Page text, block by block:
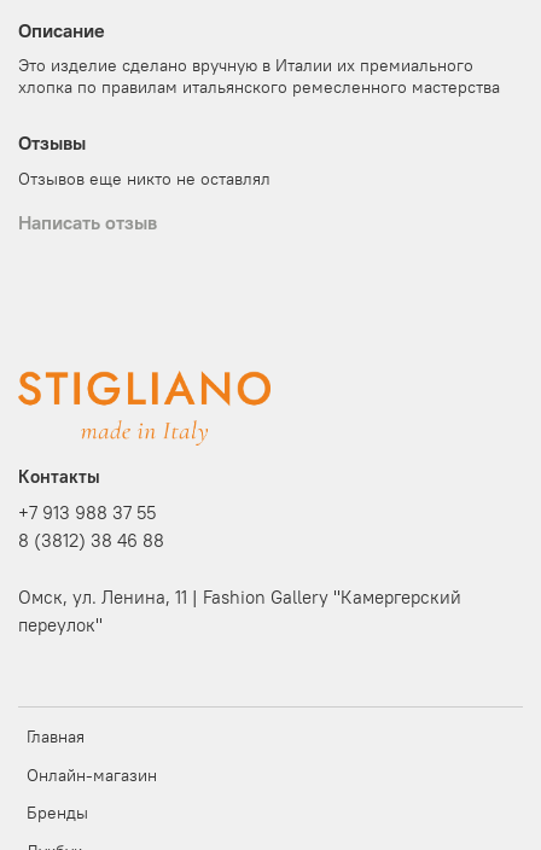
Описание
Это изделие сделано вручную в Италии их премиального
хлопка по правилам итальянского ремесленного мастерства
Отзывы
Отзывов еще никто не оставлял
Написать отзыв
Главная
Онлайн-магазин
Бренды
Контакты
+7 913 988 37 55
8 (3812) 38 46 88
Омск, ул. Ленина, 11 | Fashion Gallery "Камергерский
переулок"